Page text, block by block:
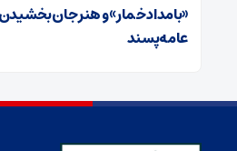
«بامداد خمار» و هنر جان
عامه‌پسند